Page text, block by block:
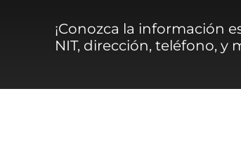
¡Conozca la información
NIT, dirección, teléfono, y